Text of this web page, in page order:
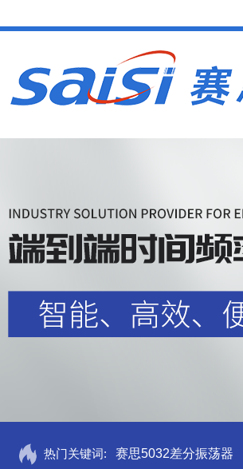
热门关键词: 赛思5032差分振荡器